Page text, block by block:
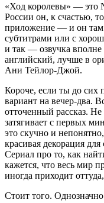
«Ход королевы» — это
России он, к счастью,
приложение — и он там
субтитрами или с
и так — озвучка
английский, лучше в
Ани Тейлор-Джой.
Короче, если ты до сих
вариант на вечер-два.
отточенный рассказ.
затягивает с первых
это скучно и
красивая декорация
Сериал про то, как
кажется, что весь мир
иногда приходит
Стоит того.